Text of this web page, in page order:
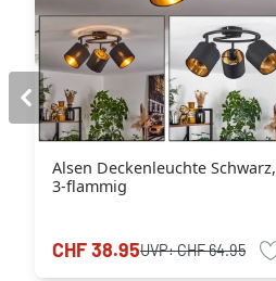
Alsen Deckenleuchte Schwarz,
3-flammig
CHF 38.95UVP:CHF 64.95